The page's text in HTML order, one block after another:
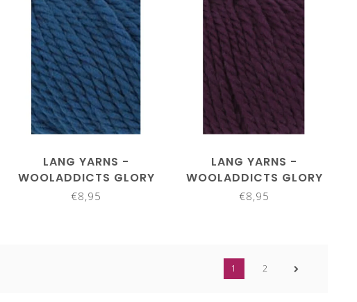
LANG YARNS -
WOOLADDICTS GLORY
1061.0079
€8,95
LANG YARNS -
WOOLADDICTS GLORY
1061.0080
€8,95
1 2